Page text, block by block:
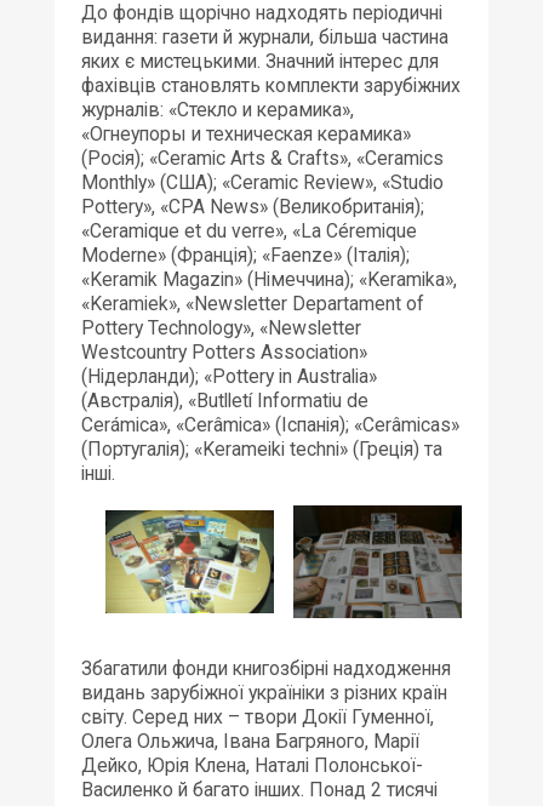
До фондів щорічно надходять періодичні
видання: газети й журнали, більша частина
яких є мистецькими. Значний інтерес для
фахівців становлять комплекти зарубіжних
журналів: «Стекло и керамика»,
«Огнеупоры и техническая керамика»
(Росія); «Ceramic Arts & Crafts», «Ceramics
Monthly» (США); «Ceramic Review», «Studio
Pottery», «CPA News» (Великобританія);
«Ceramique et du verre», «La Céremique
Moderne» (Франція); «Faenze» (Італія);
«Keramik Magazin» (Німеччина); «Keramika»,
«Keramiek», «Newsletter Departament of
Pottery Technology», «Newsletter
Westcountry Potters Association»
(Нідерланди); «Pottery in Australia»
(Австралія), «Butlletí Informatiu de
Cerámica», «Cerâmica» (Іспанія); «Cerâmicas»
(Португалія); «Kerameiki techni» (Греція) та
інші.
Збагатили фонди книгозбірні надходження
видань зарубіжної україніки з різних країн
світу. Серед них – твори Докії Гуменної,
Олега Ольжича, Івана Багряного, Марії
Дейко, Юрія Клена, Наталі Полонської-
Василенко й багато інших. Понад 2 тисячі